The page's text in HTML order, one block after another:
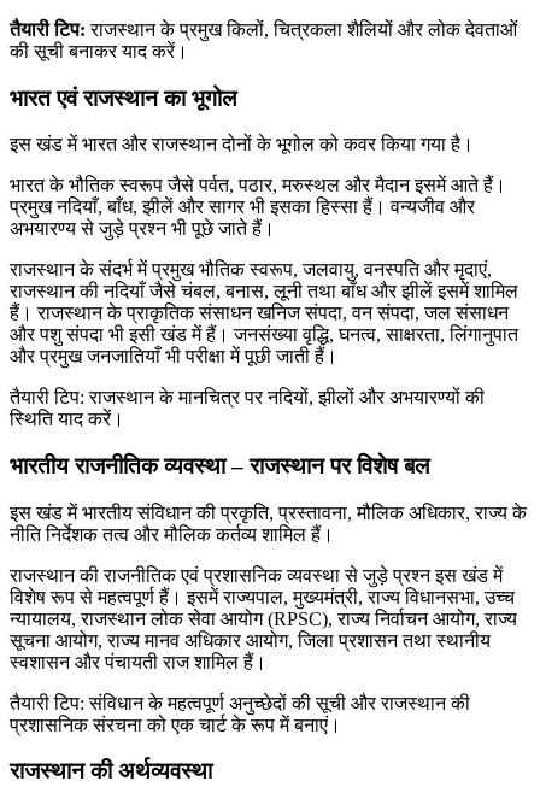
तैयारी टिप: राजस्थान के प्रमुख किलों, चित्रकला शैलियों और लोक देवताओं
की सूची बनाकर याद करें।
भारत एवं राजस्थान का भूगोल
इस खंड में भारत और राजस्थान दोनों के भूगोल को कवर किया गया है।
भारत के भौतिक स्वरूप जैसे पर्वत, पठार, मरुस्थल और मैदान इसमें आते हैं।
प्रमुख नदियाँ, बाँध, झीलें और सागर भी इसका हिस्सा हैं। वन्यजीव और
अभयारण्य से जुड़े प्रश्न भी पूछे जाते हैं।
राजस्थान के संदर्भ में प्रमुख भौतिक स्वरूप, जलवायु, वनस्पति और मृदाएं,
राजस्थान की नदियाँ जैसे चंबल, बनास, लूनी तथा बाँध और झीलें इसमें शामिल
हैं। राजस्थान के प्राकृतिक संसाधन खनिज संपदा, वन संपदा, जल संसाधन
और पशु संपदा भी इसी खंड में हैं। जनसंख्या वृद्धि, घनत्व, साक्षरता, लिंगानुपात
और प्रमुख जनजातियाँ भी परीक्षा में पूछी जाती हैं।
तैयारी टिप: राजस्थान के मानचित्र पर नदियों, झीलों और अभयारण्यों की
स्थिति याद करें।
भारतीय राजनीतिक व्यवस्था – राजस्थान पर विशेष बल
इस खंड में भारतीय संविधान की प्रकृति, प्रस्तावना, मौलिक अधिकार, राज्य के
नीति निर्देशक तत्व और मौलिक कर्तव्य शामिल हैं।
राजस्थान की राजनीतिक एवं प्रशासनिक व्यवस्था से जुड़े प्रश्न इस खंड में
विशेष रूप से महत्वपूर्ण हैं। इसमें राज्यपाल, मुख्यमंत्री, राज्य विधानसभा, उच्च
न्यायालय, राजस्थान लोक सेवा आयोग (RPSC), राज्य निर्वाचन आयोग, राज्य
सूचना आयोग, राज्य मानव अधिकार आयोग, जिला प्रशासन तथा स्थानीय
स्वशासन और पंचायती राज शामिल हैं।
तैयारी टिप: संविधान के महत्वपूर्ण अनुच्छेदों की सूची और राजस्थान की
प्रशासनिक संरचना को एक चार्ट के रूप में बनाएं।
राजस्थान की अर्थव्यवस्था